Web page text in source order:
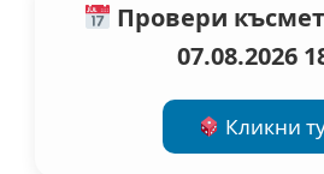
Провери
07.08.2026
Кликни